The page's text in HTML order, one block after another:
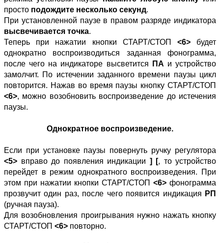
просто подождите несколько секунд.
При установленной паузе в правом разряде индикатора
высвечивается точка.
Теперь при нажатии кнопки СТАРТ/СТОП <6>будет
однократно воспроизводиться заданная фонограмма,
после чего на индикаторе высветится
ПА и устройство
замолчит. По истечении заданного времени паузы цикл
повторится. Нажав во время паузы кнопку СТАРТ/СТОП
<6>, можно возобновить воспроизведение до истечения
паузы.
Однократное воспроизведение.
Если при установке паузы повернуть ручку регулятора
<5> вправо до появления индикации ] [, то устройство
перейдет в режим однократного воспроизведения. При
этом при нажатии кнопки СТАРТ/СТОП <6> фонограмма
прозвучит один раз, после чего появится индикация РП
(ручная пауза).
Для возобновления проигрывания нужно нажать кнопку
СТАРТ/СТОП <6> повторно.